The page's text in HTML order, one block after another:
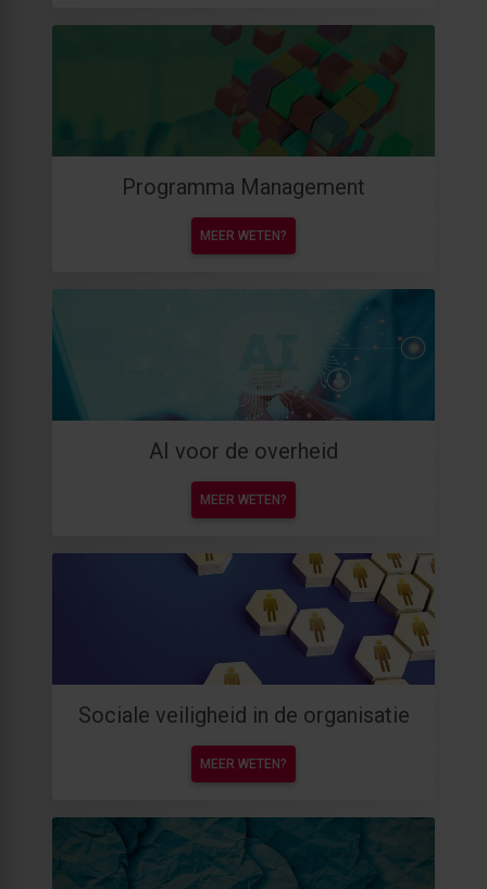
Programma Management
MEER WETEN?
AI voor de overheid
MEER WETEN?
Sociale veiligheid in de organisatie
MEER WETEN?